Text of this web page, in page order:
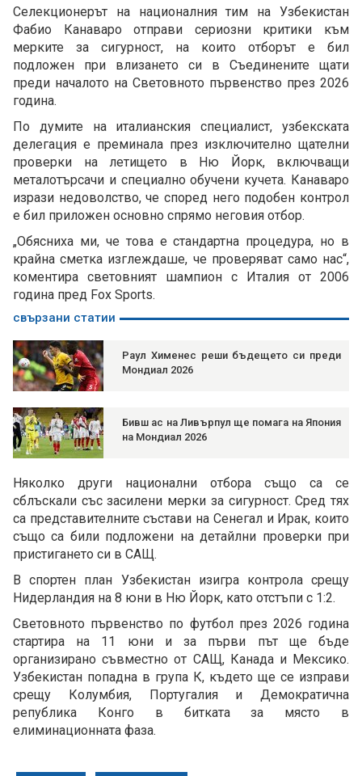
Селекционерът на националния тим на Узбекистан
Фабио Канаваро отправи сериозни критики към
мерките за сигурност, на които отборът е бил
подложен при влизането си в Съединените щати
преди началото на Световното първенство през 2026
година.
По думите на италианския специалист, узбекската
делегация е преминала през изключително щателни
проверки на летището в Ню Йорк, включващи
металотърсачи и специално обучени кучета. Канаваро
изрази недоволство, че според него подобен контрол
е бил приложен основно спрямо неговия отбор.
„Обясниха ми, че това е стандартна процедура, но в
крайна сметка изглеждаше, че проверяват само нас“,
коментира световният шампион с Италия от 2006
година пред Fox Sports.
свързани статии
Раул Хименес реши бъдещето си преди
Мондиал 2026
Бивш ас на Ливърпул ще помага на Япония
на Мондиал 2026
Няколко други национални отбора също са се
сблъскали със засилени мерки за сигурност. Сред тях
са представителните състави на Сенегал и Ирак, които
също са били подложени на детайлни проверки при
пристигането си в САЩ.
В спортен план Узбекистан изигра контрола срещу
Нидерландия на 8 юни в Ню Йорк, като отстъпи с 1:2.
Световното първенство по футбол през 2026 година
стартира на 11 юни и за първи път ще бъде
организирано съвместно от САЩ, Канада и Мексико.
Узбекистан попадна в група К, където ще се изправи
срещу Колумбия, Португалия и Демократична
република Конго в битката за място в
елиминационната фаза.